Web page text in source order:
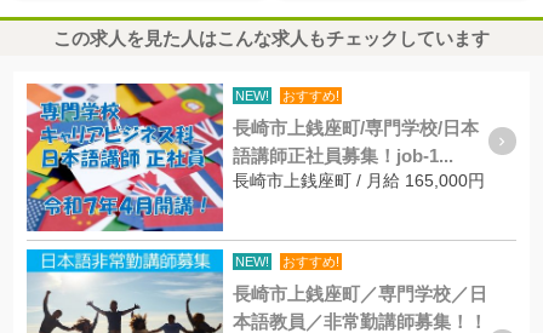
この求人を見た人はこんな求人もチェックしています
NEW! おすすめ!
長崎市上銭座町/専門学校/日本
語講師正社員募集！job-1...
長崎市上銭座町 / 月給 165,000円
NEW! おすすめ!
長崎市上銭座町／専門学校／日
本語教員／非常勤講師募集！！